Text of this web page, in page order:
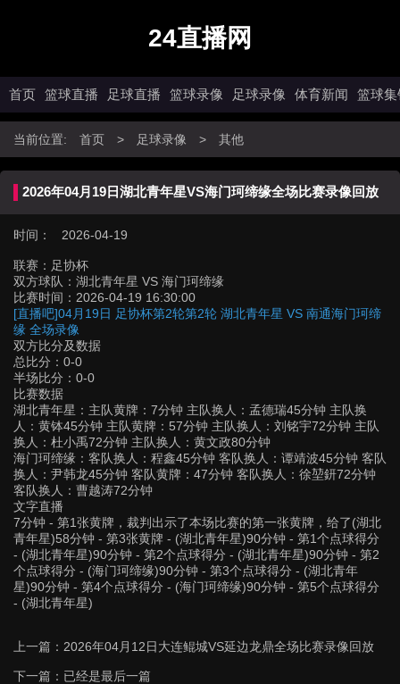
24直播网
首页 篮球直播 足球直播 篮球录像 足球录像 体育新闻 篮球集
当前位置: 首页 > 足球录像 > 其他
2026年04月19日湖北青年星VS海门珂缔缘全场比赛录像回放
时间： 2026-04-19
联赛： 足协杯
双方球队： 湖北青年星 VS 海门珂缔缘
比赛时间： 2026-04-19 16:30:00
[直播吧]04月19日 足协杯第2轮第2轮 湖北青年星 VS 南通海门珂缔
缘 全场录像
双方比分及数据
总比分：0-0
半场比分：0-0
比赛数据
湖北青年星：主队黄牌：7分钟 主队换人：孟德瑞45分钟 主队换
人：黄钵45分钟 主队黄牌：57分钟 主队换人：刘铭宇72分钟 主队
换人：杜小禹72分钟 主队换人：黄文政80分钟
海门珂缔缘：客队换人：程鑫45分钟 客队换人：谭靖波45分钟 客队
换人：尹韩龙45分钟 客队黄牌：47分钟 客队换人：徐堃鈃72分钟
客队换人：曹越涛72分钟
文字直播
7分钟 - 第1张黄牌，裁判出示了本场比赛的第一张黄牌，给了(湖北
青年星)58分钟 - 第3张黄牌 - (湖北青年星)90分钟 - 第1个点球得分
- (湖北青年星)90分钟 - 第2个点球得分 - (湖北青年星)90分钟 - 第2
个点球得分 - (海门珂缔缘)90分钟 - 第3个点球得分 - (湖北青年
星)90分钟 - 第4个点球得分 - (海门珂缔缘)90分钟 - 第5个点球得分
- (湖北青年星)
上一篇： 2026年04月12日大连鲲城VS延边龙鼎全场比赛录像回放
下一篇：已经是最后一篇